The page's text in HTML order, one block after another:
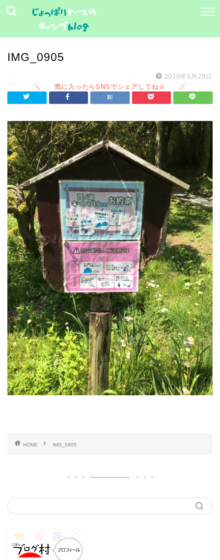
IMG_0905
2019年5月28日
HOME IMG_0905